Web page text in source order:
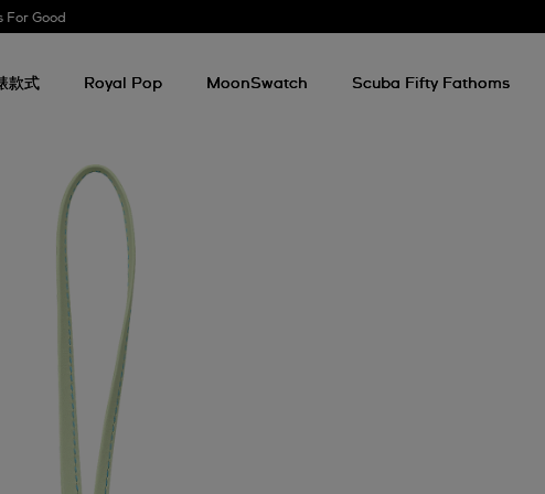
For Good
款式 Royal Pop MoonSwatch Scuba Fifty Fathoms